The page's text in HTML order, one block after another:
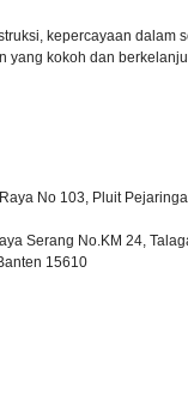
kepercayaan dalam
yang kokoh dan
No 103, Pluit
Serang No.KM 24,
15610